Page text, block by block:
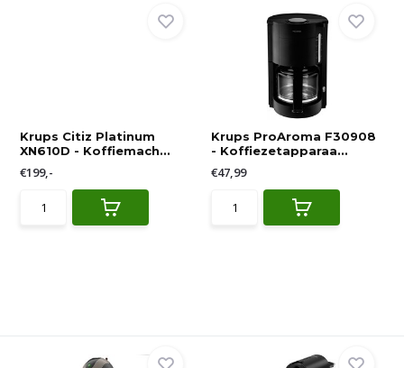
Krups Citiz Platinum
XN610D - Koffiemach...
€199,-
Krups ProAroma F30908
- Koffiezetapparaa...
€47,99